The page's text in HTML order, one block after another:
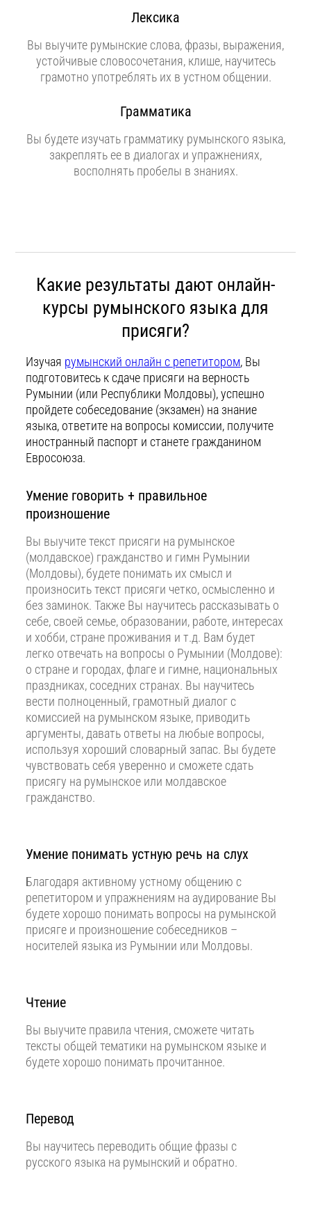
Лексика
Вы выучите румынские слова, фразы, выражения,
устойчивые словосочетания, клише, научитесь
грамотно употреблять их в устном общении.
Грамматика
Вы будете изучать грамматику румынского языка,
закреплять ее в диалогах и упражнениях,
восполнять пробелы в знаниях.
Какие результаты дают онлайн-
курсы румынского языка для
присяги?
Изучая румынский онлайн с репетитором, Вы
подготовитесь к сдаче присяги на верность
Румынии (или Республики Молдовы), успешно
пройдете собеседование (экзамен) на знание
языка, ответите на вопросы комиссии, получите
иностранный паспорт и станете гражданином
Евросоюза.
Умение говорить + правильное
произношение
Вы выучите текст присяги на румынское
(молдавское) гражданство и гимн Румынии
(Молдовы), будете понимать их смысл и
произносить текст присяги четко, осмысленно и
без заминок. Также Вы научитесь рассказывать о
себе, своей семье, образовании, работе, интересах
и хобби, стране проживания и т.д. Вам будет
легко отвечать на вопросы о Румынии (Молдове):
о стране и городах, флаге и гимне, национальных
праздниках, соседних странах. Вы научитесь
вести полноценный, грамотный диалог с
комиссией на румынском языке, приводить
аргументы, давать ответы на любые вопросы,
используя хороший словарный запас. Вы будете
чувствовать себя уверенно и сможете сдать
присягу на румынское или молдавское
гражданство.
Умение понимать устную речь на слух
Благодаря активному устному общению с
репетитором и упражнениям на аудирование Вы
будете хорошо понимать вопросы на румынской
присяге и произношение собеседников –
носителей языка из Румынии или Молдовы.
Чтение
Вы выучите правила чтения, сможете читать
тексты общей тематики на румынском языке и
будете хорошо понимать прочитанное.
Перевод
Вы научитесь переводить общие фразы с
русского языка на румынский и обратно.